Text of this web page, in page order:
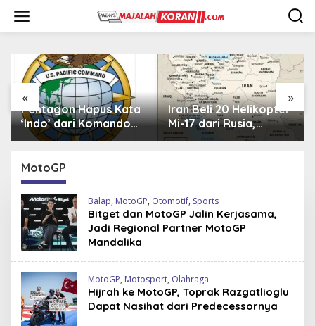
w
« »
Pentagon Hapus Kata
‘Indo’ dari Komando
Indo-Pasifik,
Iran Beli 20 Helikopter
Mi-17 dari Rusia,
Perkuat Armada Udara
MotoGP
Balap, MotoGP, Otomotif, Sports
Bitget dan MotoGP Jalin Kerjasama,
Jadi Regional Partner MotoGP
Mandalika
MotoGP, Motosport, Olahraga
Hijrah ke MotoGP, Toprak Razgatlioglu
Dapat Nasihat dari Predecessornya